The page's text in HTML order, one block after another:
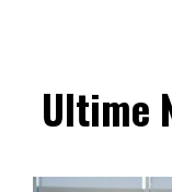
Ultime